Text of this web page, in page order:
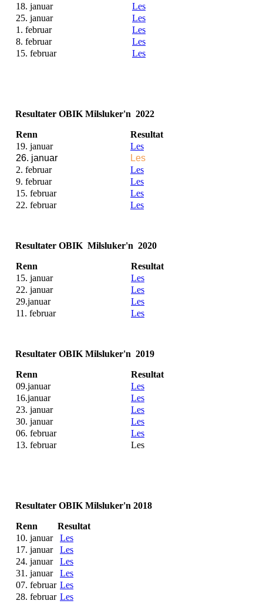
18. januar
Les
25. januar
Les
1. februar
Les
8. februar
Les
15. februar
Les
Resultater OBIK Milsluker'n 2022
Renn
Resultat
19. januar
Les
26. januar
Les
2. februar
Les
9. februar
Les
15. februar
Les
22. februar
Les
Resultater OBIK Milsluker'n 2020
Renn
Resultat
15. januar
Les
22. januar
Les
29.januar
Les
11. februar
Les
Resultater OBIK Milsluker'n 2019
Renn
Resultat
09.januar
Les
16.januar
Les
23. januar
Les
30. januar
Les
06. februar
Les
13. februar
Les
Resultater OBIK Milsluker'n 2018
Renn
Resultat
10. januar
Les
17. januar
Les
24. januar
Les
31. januar
Les
07. februar Les
28. februar Les